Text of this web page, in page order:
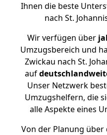
Ihnen die beste
nach St.
Wir verfügen über
Umzugsbereich und
Zwickau nach St.
auf
Unser Netzwerk
Umzugshelfern, die
alle Aspekte eines
Von der Planung